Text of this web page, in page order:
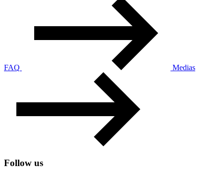
FAQ Medias
Follow us